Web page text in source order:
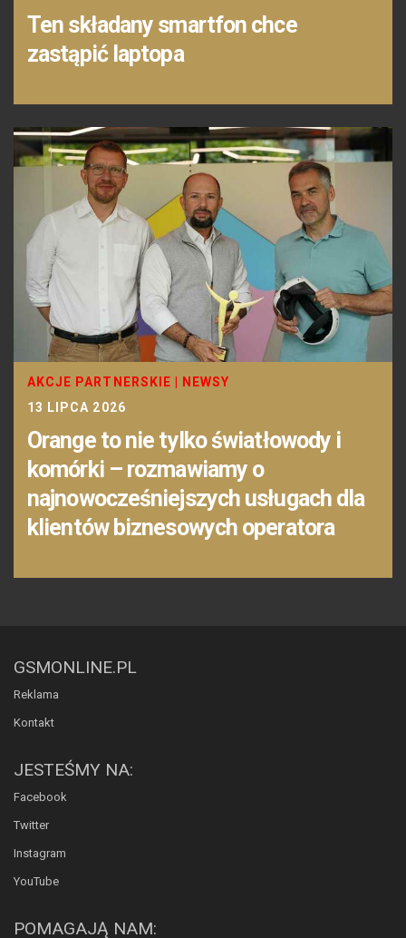
Ten składany smartfon chce
zastąpić laptopa
AKCJE PARTNERSKIE
NEWSY
13 LIPCA 2026
Orange to nie tylko światłowody i
komórki – rozmawiamy o
najnowocześniejszych usługach dla
klientów biznesowych operatora
GSMONLINE.PL
Reklama
Kontakt
JESTEŚMY NA:
Facebook
Twitter
Instagram
YouTube
POMAGAJĄ NAM: